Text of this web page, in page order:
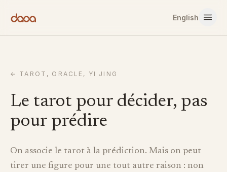
English
← TAROT, ORACLE, YI JING
Le tarot pour décider, pas
pour prédire
On associe le tarot à la prédiction. Mais on peut
tirer une figure pour une tout autre raison : non